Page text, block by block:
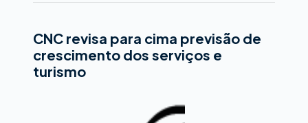
CNC revisa para cima previsão de
crescimento dos serviços e
turismo